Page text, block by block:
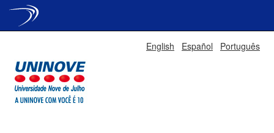
English Español Português